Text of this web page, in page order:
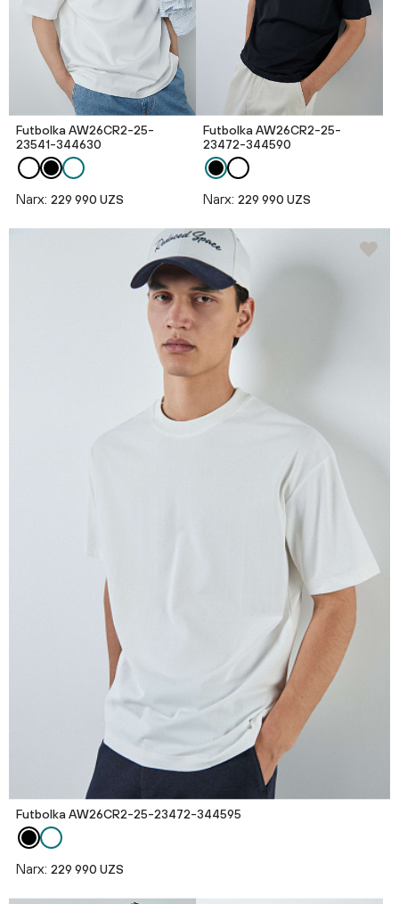
Futbolka AW26CR2-25-
23541-344630
Narx: 229 990 UZS
Futbolka AW26CR2-25-
23472-344590
Narx: 229 990 UZS
Futbolka AW26CR2-25-23472-344595
Narx: 229 990 UZS